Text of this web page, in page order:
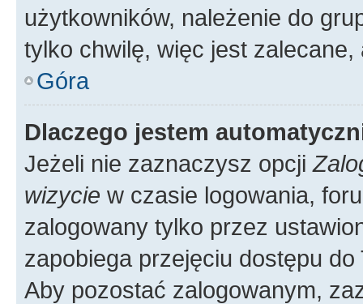
użytkowników, należenie do
tylko chwilę, więc jest zalecane,
Góra
Dlaczego jestem
Jeżeli nie zaznaczysz opcji
wizycie w czasie logowania,
zalogowany tylko przez
zapobiega przejęciu dostępu
Aby pozostać zalogowanym,